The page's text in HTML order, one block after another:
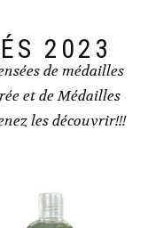
2023
de médailles
et de Médailles
les découvrir!!!